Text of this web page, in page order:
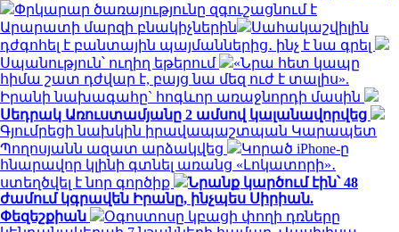
Փրկարար ծառայությունը զգուշացնում է
Արարատի մարզի բնակիչներին
Սահակաշվիլին
դժգոհել է բանտային պայմաններից․ ինչ է նա գրել
Սպանություն՝ ուղիղ եթերում
«Նրա հետ կապը
հիմա շատ դժվար է, բայց նա մեզ ուժ է տալիս».
Իրանի նախագահը` հոգևոր առաջնորդի մասին
Սեդրակ Առուստամյանը 2 ամսով կալանավորվեց
Գյումրեցի նախկին իրավապաշտպան Կարապետ
Պողոսյանն ազատ արձակվեց
Կորած iPhone-ը
հնարավոր կլինի գտնել առանց «Լոկատորի»․
ստեղծվել է նոր գործիք
Նրանք կարծում էին՝ 48
ժամում կգրավեն Իրանը, ինչպես Սիրիան.
Փեզեշքիան
Օգոստոսը կբացի փողի դռները